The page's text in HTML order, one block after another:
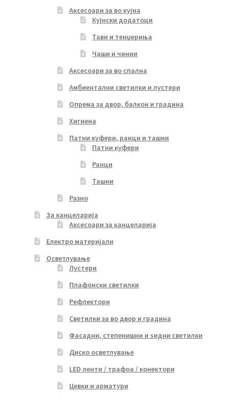
Аксесоари за во кујна
Кујнски додатоци
Тави и тенџериња
Чаши и чинии
Аксесоари за во спална
Амбиентални светилки и лустери
Опрема за двор, балкон и градина
Хигиена
Патни куфери, ранци и ташни
Патни куфери
Ранци
Ташни
Разно
За канцеларија
Аксесоари за канцеларија
Електро материјали
Осветлување
Лустери
Плафонски светилки
Рефлектори
Светилки за во двор и градина
Фасадни, степенишни и ѕидни светилки
Диско осветлување
LED ленти / трафоа / конектори
Цевки и арматури